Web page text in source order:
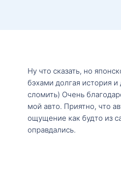
Ну что сказать, но
бэхами долгая история
сломить) Очень
мой авто. Приятно, что
ощущение как будто из
оправдались.